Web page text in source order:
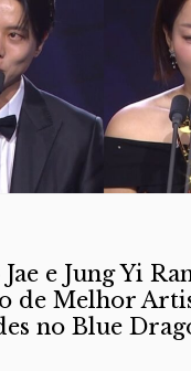
e Jung Yi
de Melhor
no Blue